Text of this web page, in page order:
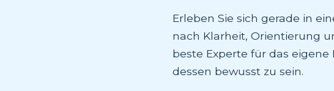
Erleben Sie sich gerade in
nach Klarheit, Orientierung
beste Experte für das
dessen bewusst zu sein.